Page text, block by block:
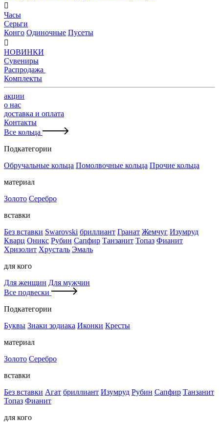

Часы
Серьги
Конго Одиночные Пусеты

НОВИНКИ
Сувениры
Распродажа
Комплекты
акции
о нас
доставка и оплата
Контакты
Все кольца
Подкатегории
Обручальные кольца Помолвочные кольца Прочие кольца
материал
Золото Серебро
вставки
Без вставки Swarovski бриллиант Гранат Жемчуг Изумруд
Кварц Оникс Рубин Сапфир Танзанит Топаз Фианит
Хризолит Хрусталь Эмаль
для кого
Для женщин Для мужчин
Все подвески
Подкатегории
Буквы Знаки зодиака Иконки Кресты
материал
Золото Серебро
вставки
Без вставки Агат бриллиант Изумруд Рубин Сапфир Танзанит
Топаз Фианит
для кого